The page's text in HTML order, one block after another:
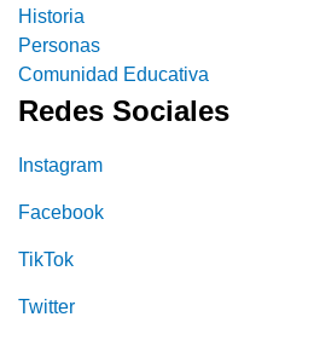
Historia
Personas
Comunidad Educativa
Redes Sociales
Instagram
Facebook
TikTok
Twitter